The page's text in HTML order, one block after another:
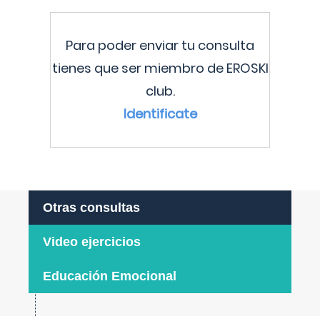
Para poder enviar tu consulta
tienes que ser miembro de EROSKI
club.
Identificate
Otras consultas
Video ejercicios
Educación Emocional